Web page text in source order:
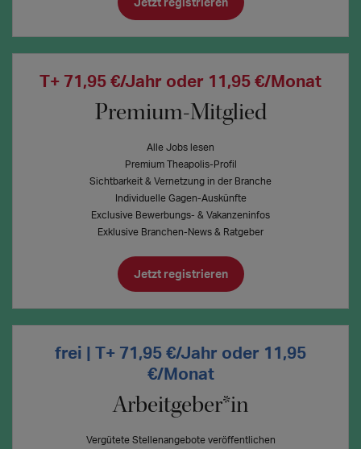
T+ 71,95 €/Jahr oder 11,95 €/Monat
Premium-Mitglied
Alle Jobs lesen
Premium Theapolis-Profil
Sichtbarkeit & Vernetzung in der Branche
Individuelle Gagen-Auskünfte
Exclusive Bewerbungs- & Vakanzeninfos
Exklusive Branchen-News & Ratgeber
Jetzt registrieren
frei | T+ 71,95 €/Jahr oder 11,95
€/Monat
Arbeitgeber*in
Vergütete Stellenangebote veröffentlichen